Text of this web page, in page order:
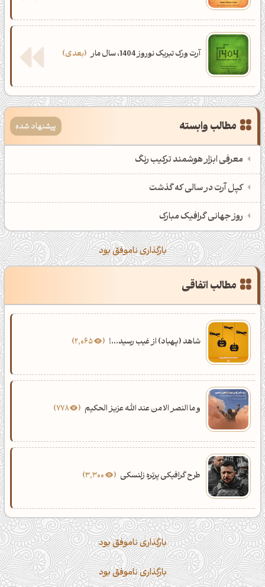
آرت ورک تبریک نوروز 1404، سال مار بعدی
مطالب وابسته پیشنهاد شده
معرفی ابزار هوشمند ترکیب رنگ
کپل آرت در سالی که گذشت
روز جهانی گرافیک مبارک
بارگذاری ناموفق بود
مطالب اتفاقی
شاهد (پهباد) از غیب رسید...! 2,065
و ما النصر الا من عند الله عزیز الحکیم 778
طرح گرافیکی پرتره زلنسکی
بارگذاری ناموفق بود
بارگذاری ناموفق بود